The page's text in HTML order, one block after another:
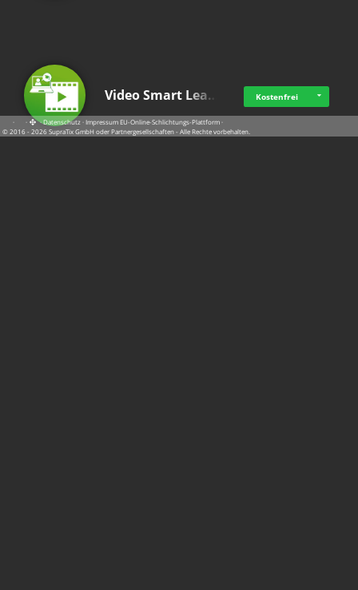
Video Smart Lea… Kostenfrei
· · ·Datenschutz·Impressum EU-Online-Schlichtungs-Plattform·
© 2016 - 2026 SupraTix GmbH oder Partnergesellschaften - Alle Rechte vorbehalten.